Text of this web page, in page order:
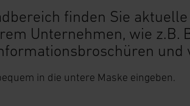
finden Sie
Unternehmen, wie z.B.
und
in die untere Maske eingeben.